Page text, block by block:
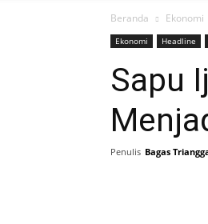
Beranda Ekonomi
Ekonomi Headline
Sapu
Penulis Bagas